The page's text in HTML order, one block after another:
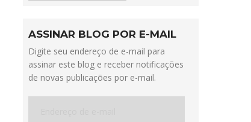
ASSINAR BLOG POR E-MAIL
Digite seu endereço de e-mail para
assinar este blog e receber notificações
de novas publicações por e-mail.